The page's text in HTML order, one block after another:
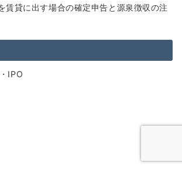
賃貸に出す場合の確定申告と源泉徴収の注
IPO